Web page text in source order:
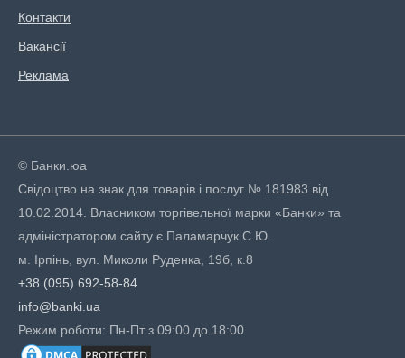
Контакти
Вакансії
Реклама
© Банки.юа
Свідоцтво на знак для товарів і послуг № 181983 від
10.02.2014. Власником торгівельної марки «Банки» та
адміністратором сайту є Паламарчук С.Ю.
м. Ірпінь, вул. Миколи Руденка, 19б, к.8
+38 (095) 692-58-84
info@banki.ua
Режим роботи: Пн-Пт з 09:00 до 18:00